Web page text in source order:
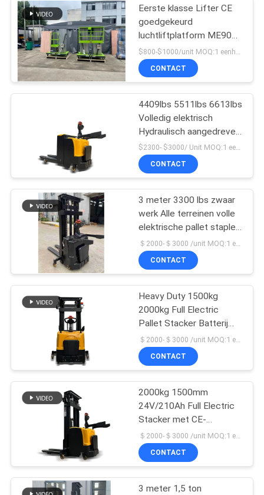
CONTACTEER
ONS
NIEUWS
CITAAT
SITEMAP
PRIVACY
POLICY
De Stapelaar van de
palletlift
Handpalletstapelaar
11
Hydraulische
Handpallettruck
28
Elektrisch
aangedreven
Palletvrachtwagen
Eerste klasse Lifter CE
goedgekeurd
luchtliftplatform ME900-
1 6m 8m 9m 10m
CONTACT
4409lbs 5511lbs 6613lbs
Volledig elektrisch
Hydraulisch aangedreven
elektrische pallettruck
met veilige armen
$2300- $3000/ Unit MOQ:1 eenheid
CONTACT
3 meter 3300 lbs zwaar
werk Alle terreinen volle
elektrische pallet stapler
met pedaal kan worden
aangepast
＄2000-＄3000 /unit MOQ:1 eenheid
CONTACT
Heavy Duty 1500kg
2000kg Full Electric
Pallet Stacker Batterij
aangedreven
vorkheftruck met
1500mm hefhoogte en
gebruik in kleine
magazijnen
CONTACT
2000kg 1500mm
24V/210Ah Full Electric
Stacker met CE-
certificaat voor
koelopslag en
voedselindustrie
CONTACT
3 meter 1,5 ton